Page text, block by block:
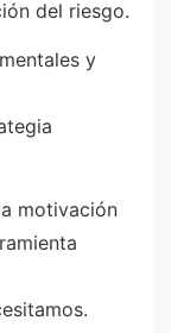
del riesgo.
y
motivación